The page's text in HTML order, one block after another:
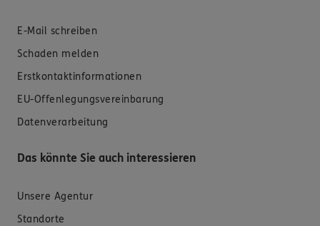
E-Mail schreiben
Schaden melden
Erstkontaktinformationen
EU-Offenlegungsvereinbarung
Datenverarbeitung
Das könnte Sie auch interessieren
Unsere Agentur
Standorte